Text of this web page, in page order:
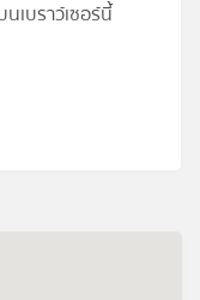
เบราว์เซอร์นี้